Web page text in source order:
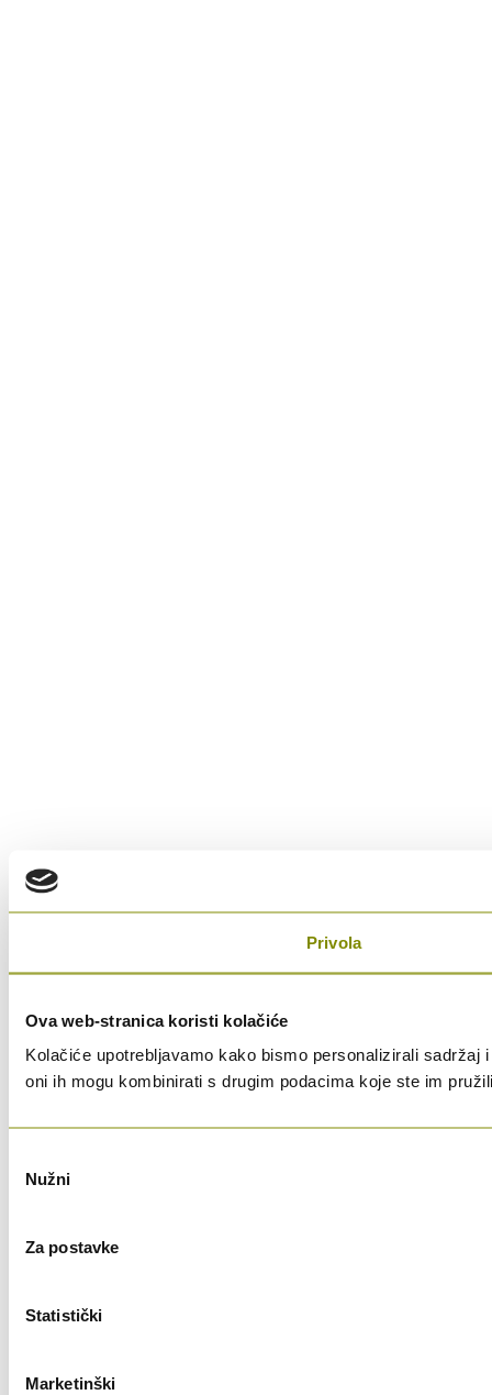
Privola
Ova web-stranica koristi kolačiće
Kolačiće upotrebljavamo kako bismo personalizirali
oni ih mogu kombinirati s drugim podacima koje ste im
pristanka
Nužni
Za postavke
Statistički
Marketinški